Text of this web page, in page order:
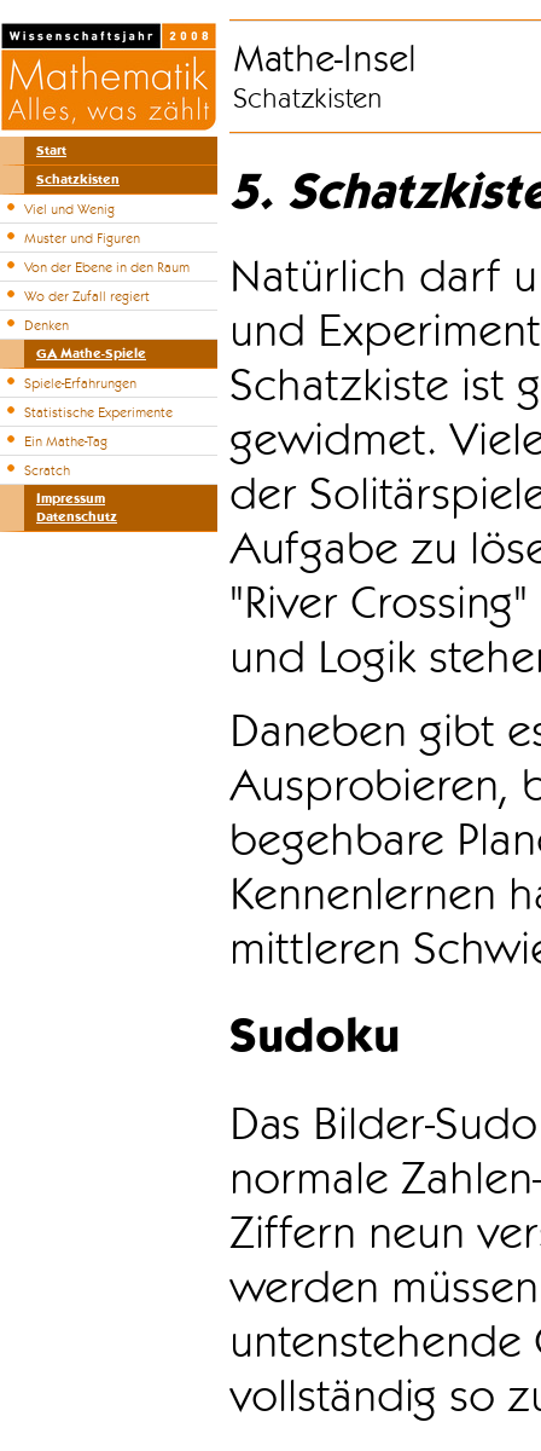
Start
Schatzkisten
Viel und Wenig
Muster und Figuren
Von der Ebene in den Raum
Wo der Zufall regiert
Denken
GA Mathe-Spiele
Spiele-Erfahrungen
Statistische Experimente
Ein Mathe-Tag
Scratch
Impressum
Datenschutz
Mathe-Insel
Schatzkisten
5.
Natürlich darf
und
Schatzkiste ist
gewidmet.
der
Aufgabe zu
"River
und Logik
Daneben gibt
Ausprobieren,
begehbare
Kennenlernen
mittleren
Sudoku
Das Bilder-
normale
Ziffern neun
werden
vollständig so